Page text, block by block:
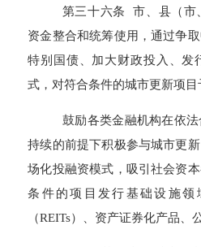
第三十六条 市、县（市
资金整合和统筹使用，通过争
特别国债、加大财政投入、发
式，对符合条件的城市更新项目
鼓励各类金融机构在依
持续的前提下积极参与城市更
场化投融资模式，吸引社会资
条件的项目发行基础设施领
（REITs）、资产证券化产品、